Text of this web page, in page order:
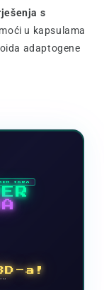
s
u kapsulama
adaptogene
IGRA
a!